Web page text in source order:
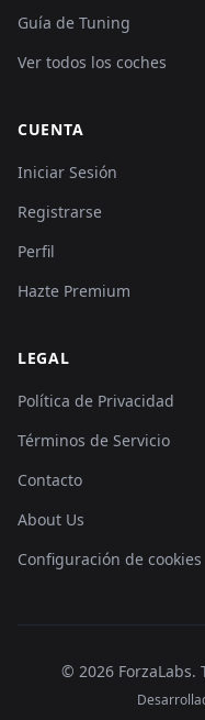
Guía de Tuning
Ver todos los coches
CUENTA
Iniciar Sesión
Registrarse
Perfil
Hazte Premium
LEGAL
Política de Privacidad
Términos de Servicio
Contacto
About Us
Configuración de cookies
© 2026 ForzaLabs.